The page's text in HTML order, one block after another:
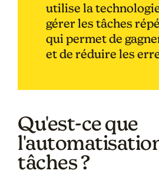
utilise la
gérer les tâches
qui permet de
et de réduire les
Qu'est-ce que
tâches ?